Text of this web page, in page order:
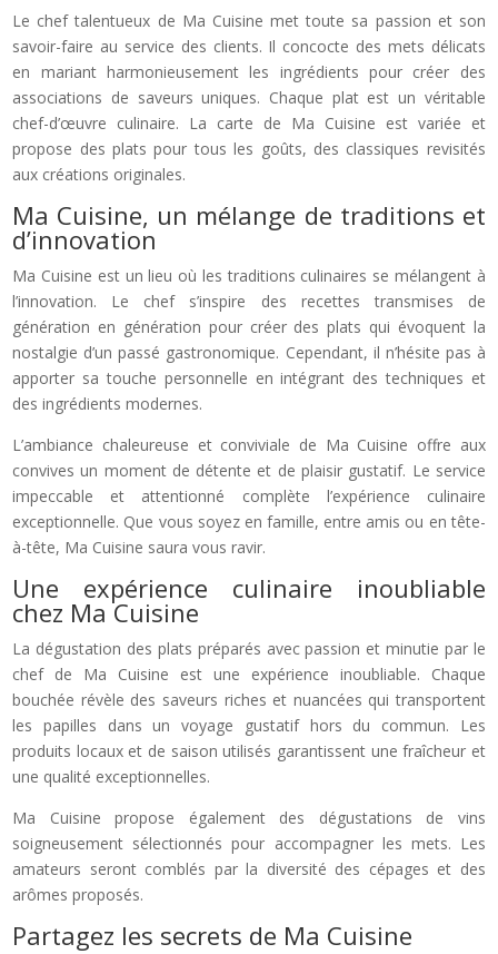
Le chef talentueux de Ma Cuisine met toute sa passion et son
savoir-faire au service des clients. Il concocte des mets délicats
en mariant harmonieusement les ingrédients pour créer des
associations de saveurs uniques. Chaque plat est un véritable
chef-d’œuvre culinaire. La carte de Ma Cuisine est variée et
propose des plats pour tous les goûts, des classiques revisités
aux créations originales.
Ma Cuisine, un mélange de traditions et
d’innovation
Ma Cuisine est un lieu où les traditions culinaires se mélangent à
l’innovation. Le chef s’inspire des recettes transmises de
génération en génération pour créer des plats qui évoquent la
nostalgie d’un passé gastronomique. Cependant, il n’hésite pas à
apporter sa touche personnelle en intégrant des techniques et
des ingrédients modernes.
L’ambiance chaleureuse et conviviale de Ma Cuisine offre aux
convives un moment de détente et de plaisir gustatif. Le service
impeccable et attentionné complète l’expérience culinaire
exceptionnelle. Que vous soyez en famille, entre amis ou en tête-
à-tête, Ma Cuisine saura vous ravir.
Une expérience culinaire inoubliable
chez Ma Cuisine
La dégustation des plats préparés avec passion et minutie par le
chef de Ma Cuisine est une expérience inoubliable. Chaque
bouchée révèle des saveurs riches et nuancées qui transportent
les papilles dans un voyage gustatif hors du commun. Les
produits locaux et de saison utilisés garantissent une fraîcheur et
une qualité exceptionnelles.
Ma Cuisine propose également des dégustations de vins
soigneusement sélectionnés pour accompagner les mets. Les
amateurs seront comblés par la diversité des cépages et des
arômes proposés.
Partagez les secrets de Ma Cuisine